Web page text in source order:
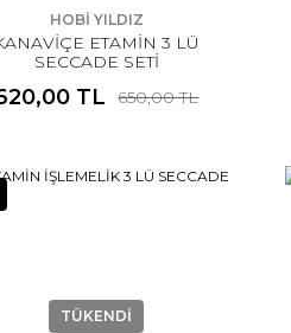
HOBİ YILDIZ
ETAMİN 3 LÜ
SECCADE SETİ
TL 650,00 TL
TÜKENDİ